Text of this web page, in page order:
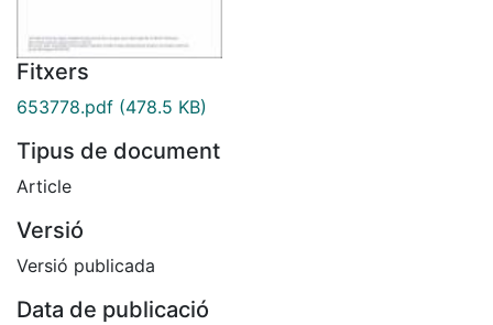
Fitxers
653778.pdf (478.5 KB)
Tipus de document
Article
Versió
Versió publicada
Data de publicació